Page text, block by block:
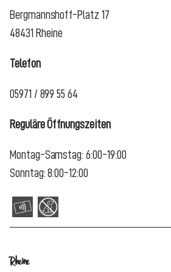
Bergmannshoff-Platz 17
48431 Rheine
Telefon
05971 / 899 55 64
Reguläre Öffnungszeiten
Montag-Samstag: 6:00-19:00
Sonntag: 8:00-12:00
Rheine